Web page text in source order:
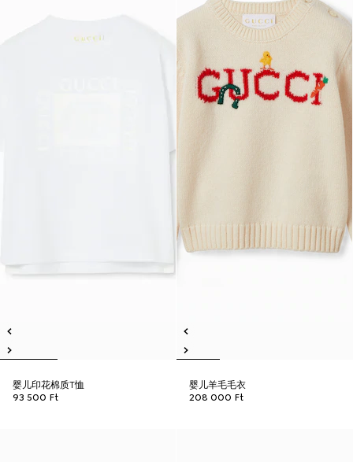
婴儿印花棉质T恤
93 500 Ft
婴儿羊毛毛衣
208 000 Ft